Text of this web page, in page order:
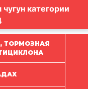
категории
ТОРМОЗНАЯ